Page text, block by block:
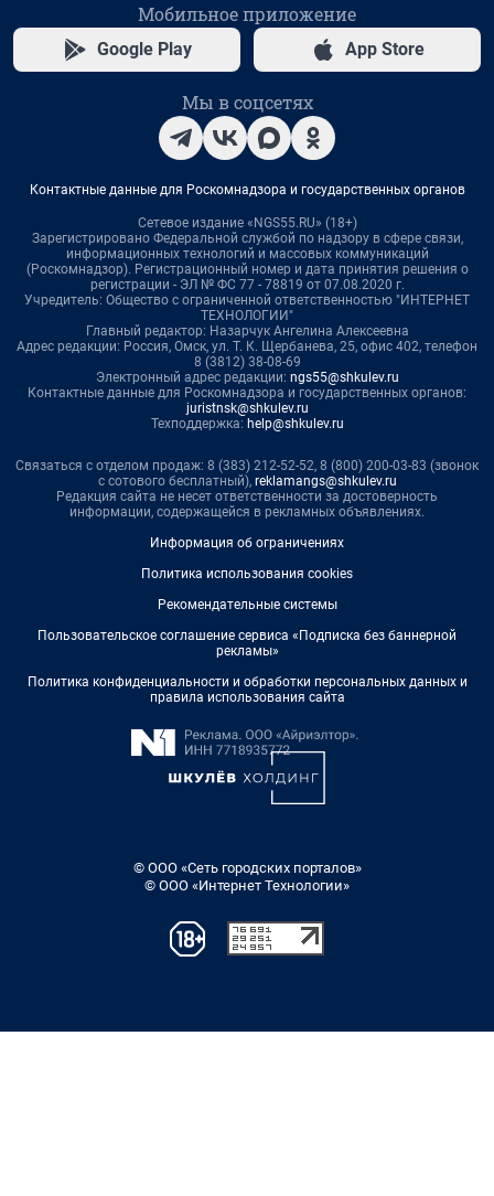
Мобильное приложение
Google Play App Store
Мы в соцсетях
Контактные данные для Роскомнадзора и государственных органов
Сетевое издание «NGS55.RU» (18+)
Зарегистрировано Федеральной службой по надзору в сфере связи,
информационных технологий и массовых коммуникаций
(Роскомнадзор). Регистрационный номер и дата принятия решения о
регистрации - ЭЛ № ФС 77 - 78819 от 07.08.2020 г.
Учредитель: Общество с ограниченной ответственностью "ИНТЕРНЕТ
ТЕХНОЛОГИИ"
Главный редактор: Назарчук Ангелина Алексеевна
Адрес редакции: Россия, Омск, ул. Т. К. Щербанева, 25, офис 402, телефон
8 (3812) 38-08-69
Электронный адрес редакции: ngs55@shkulev.ru
Контактные данные для Роскомнадзора и государственных органов:
juristnsk@shkulev.ru
Техподдержка: help@shkulev.ru
Связаться с отделом продаж: 8 (383) 212-52-52, 8 (800) 200-03-83 (звонок
с сотового бесплатный), reklamangs@shkulev.ru
Редакция сайта не несет ответственности за достоверность
информации, содержащейся в рекламных объявлениях.
Информация об ограничениях
Политика использования cookies
Рекомендательные системы
Пользовательское соглашение сервиса «Подписка без баннерной
рекламы»
Политика конфиденциальности и обработки персональных данных и
правила использования сайта
© ООО «Сеть городских порталов»
© ООО «Интернет Технологии»